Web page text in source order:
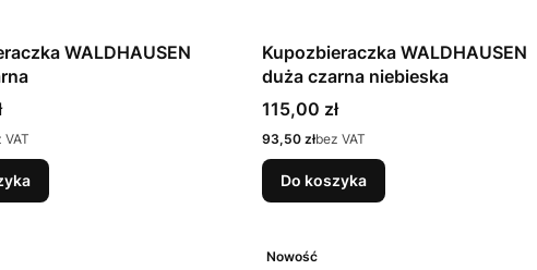
WALDHAUSEN
VAT
Kupozbieraczka WALDHAUSEN
duża czarna niebieska
Cena
115,00 zł
Cena
93,50 złbez VAT
Do koszyka
Nowość